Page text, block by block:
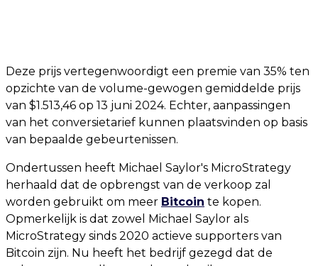
Deze prijs vertegenwoordigt een premie van 35% ten
opzichte van de volume-gewogen gemiddelde prijs
van $1.513,46 op 13 juni 2024. Echter, aanpassingen
van het conversietarief kunnen plaatsvinden op basis
van bepaalde gebeurtenissen.
Ondertussen heeft Michael Saylor's MicroStrategy
herhaald dat de opbrengst van de verkoop zal
worden gebruikt om meer Bitcoin te kopen.
Opmerkelijk is dat zowel Michael Saylor als
MicroStrategy sinds 2020 actieve supporters van
Bitcoin zijn. Nu heeft het bedrijf gezegd dat de